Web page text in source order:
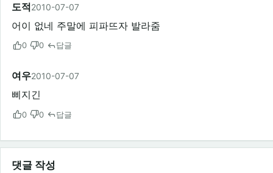
도적2010-07-07
어이 없네 주말에 피파뜨자 발라줌
0 0 답글
여우2010-07-07
삐지긴
0 0 답글
댓글 작성